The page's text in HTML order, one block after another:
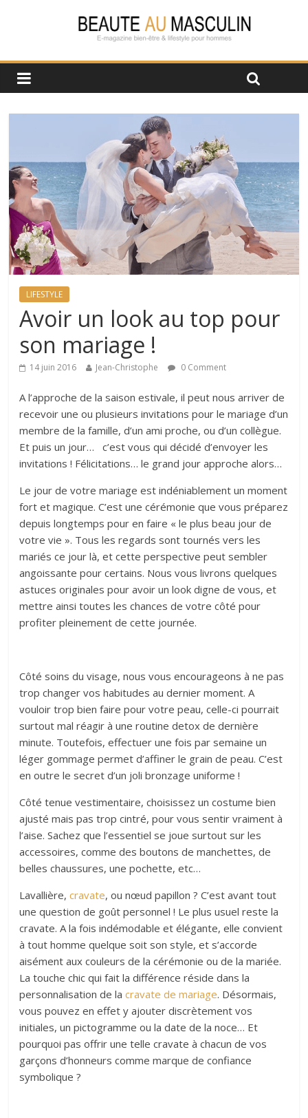
LIFESTYLE
Avoir un look au top pour
son mariage !
14 juin 2016 Jean-Christophe 0 Comment
A l’approche de la saison estivale, il peut nous arriver de
recevoir une ou plusieurs invitations pour le mariage d’un
membre de la famille, d’un ami proche, ou d’un collègue.
Et puis un jour… c’est vous qui décidé d’envoyer les
invitations ! Félicitations… le grand jour approche alors…
Le jour de votre mariage est indéniablement un moment
fort et magique. C’est une cérémonie que vous préparez
depuis longtemps pour en faire « le plus beau jour de
votre vie ». Tous les regards sont tournés vers les
mariés ce jour là, et cette perspective peut sembler
angoissante pour certains. Nous vous livrons quelques
astuces originales pour avoir un look digne de vous, et
mettre ainsi toutes les chances de votre côté pour
profiter pleinement de cette journée.
Côté soins du visage, nous vous encourageons à ne pas
trop changer vos habitudes au dernier moment. A
vouloir trop bien faire pour votre peau, celle-ci pourrait
surtout mal réagir à une routine detox de dernière
minute. Toutefois, effectuer une fois par semaine un
léger gommage permet d’affiner le grain de peau. C’est
en outre le secret d’un joli bronzage uniforme !
Côté tenue vestimentaire, choisissez un costume bien
ajusté mais pas trop cintré, pour vous sentir vraiment à
l’aise. Sachez que l’essentiel se joue surtout sur les
accessoires, comme des boutons de manchettes, de
belles chaussures, une pochette, etc…
Lavallière,cravate, ou nœud papillon ? C’est avant tout
une question de goût personnel ! Le plus usuel reste la
cravate. A la fois indémodable et élégante, elle convient
à tout homme quelque soit son style, et s’accorde
aisément aux couleurs de la cérémonie ou de la mariée.
La touche chic qui fait la différence réside dans la
personnalisation de lacravate de mariage. Désormais,
vous pouvez en effet y ajouter discrètement vos
initiales, un pictogramme ou la date de la noce… Et
pourquoi pas offrir une telle cravate à chacun de vos
garçons d’honneurs comme marque de confiance
symbolique ?